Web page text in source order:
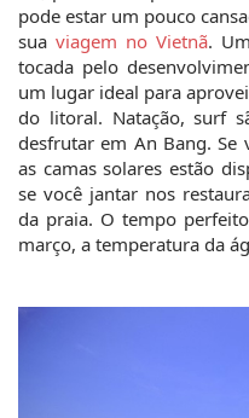
pode estar um pouco
sua viagem no Vietnã.
tocada pelo
um lugar ideal para
do litoral. Natação, surf
desfrutar em An Bang. Se
as camas solares estão
se você jantar nos
da praia. O tempo
março, a temperatura da